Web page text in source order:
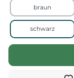
braun
schwarz